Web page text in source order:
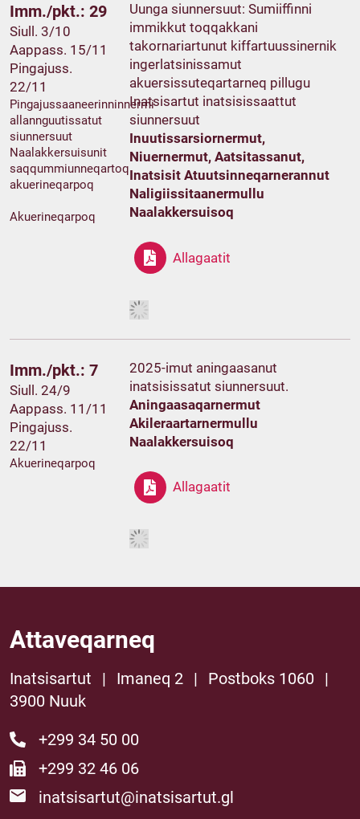
Imm./pkt.: 29
Siull. 3/10
Aappass. 15/11
Pingajuss.
22/11
Pingajussaaneerinninnermi
allannguutissatut
siunnersuut
Naalakkersuisunit
saqqummiunneqartoq
akuerineqarpoq
Akuerineqarpoq
Uunga siunnersuut: Sumiiffinni
immikkut toqqakkani
takornariartunut kiffartuussinernik
ingerlatsinissamut
akuersissuteqartarneq pillugu
Inatsisartut inatsisissaattut
siunnersuut
Inuutissarsiornermut,
Niuernermut, Aatsitassanut,
Inatsisit Atuutsinneqarnerannut
Naligiissitaanermullu
Naalakkersuisoq
Allagaatit
Imm./pkt.: 7
Siull. 24/9
Aappass. 11/11
Pingajuss.
22/11
Akuerineqarpoq
2025-imut aningaasanut
inatsisissatut siunnersuut.
Aningaasaqarnermut
Akileraartarnermullu
Naalakkersuisoq
Allagaatit
Attaveqarneq
Inatsisartut | Imaneq 2 | Postboks 1060
|
3900 Nuuk
+299 34 50 00
+299 32 46 06
inatsisartut@inatsisartut.gl